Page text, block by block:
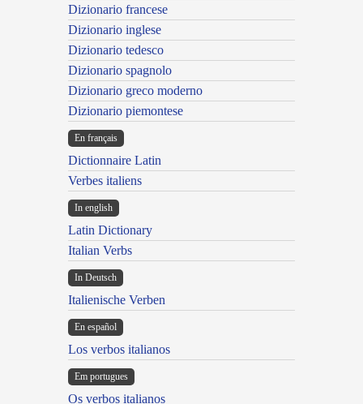
Dizionario francese
Dizionario inglese
Dizionario tedesco
Dizionario spagnolo
Dizionario greco moderno
Dizionario piemontese
En français
Dictionnaire Latin
Verbes italiens
In english
Latin Dictionary
Italian Verbs
In Deutsch
Italienische Verben
En español
Los verbos italianos
Em portugues
Os verbos italianos